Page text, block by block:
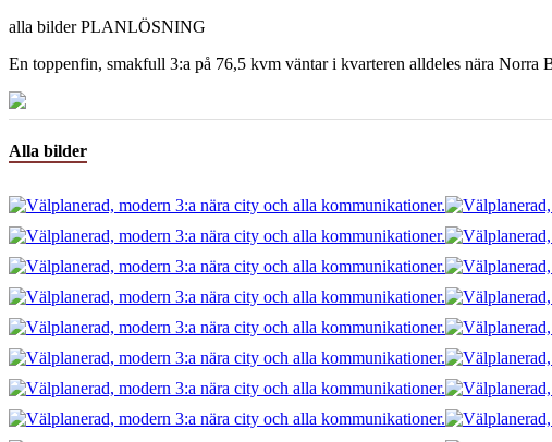
alla bilder PLANLÖSNING
En toppenfin, smakfull 3:a på 76,5 kvm väntar i kvarteren alldeles nära
Alla bilder